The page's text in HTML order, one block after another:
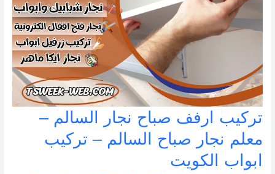
تركيب ارفف صباح نجار السالم –
معلم نجار صباح السالم – تركيب
ابواب الكويت